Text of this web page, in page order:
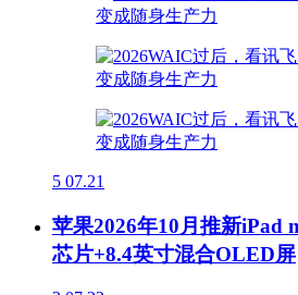
5 07.21
苹果2026年10月推新iPad
芯片+8.4英寸混合OLED屏